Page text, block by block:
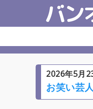
2026年5月
お笑い芸